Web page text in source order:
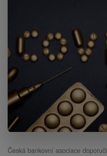
Česká bankovní asociace